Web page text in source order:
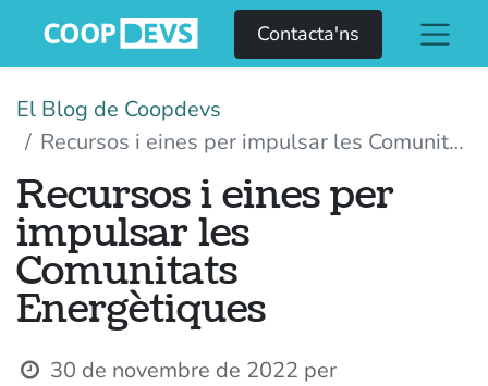
Contacta'ns
El Blog de Coopdevs
Recursos i eines per impulsar les Comunitats Energètiques
Recursos i eines per
impulsar les
Comunitats
Energètiques
30 de novembre de 2022 per